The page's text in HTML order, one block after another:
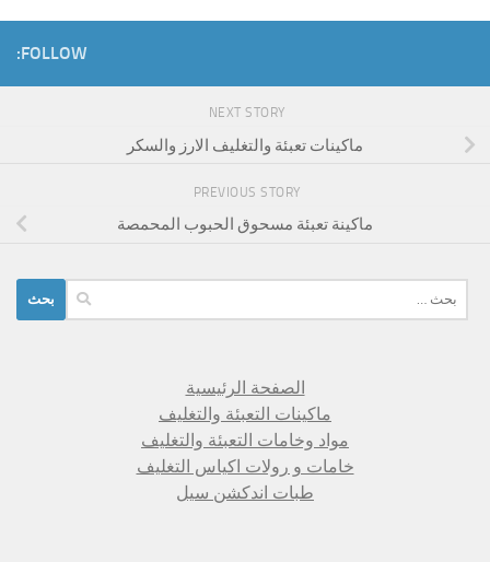
FOLLOW:
NEXT STORY
ماكينات تعبئة والتغليف الارز والسكر
PREVIOUS STORY
ماكينة تعبئة مسحوق الحبوب المحمصة
عن:
الصفحة الرئيسية
ماكينات التعبئة والتغليف
مواد وخامات التعبئة والتغليف
خامات و رولات اكياس التغليف
طبات اندكشن سيل